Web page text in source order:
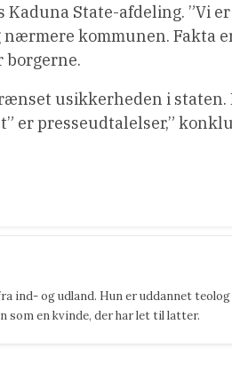
Kaduna State-afdeling. ”Vi
kommunen. Fakta
borgerne.
usikkerheden i staten.
er presseudtalelser,”
ind- og udland. Hun er uddannet
som en kvinde, der har let til latter.